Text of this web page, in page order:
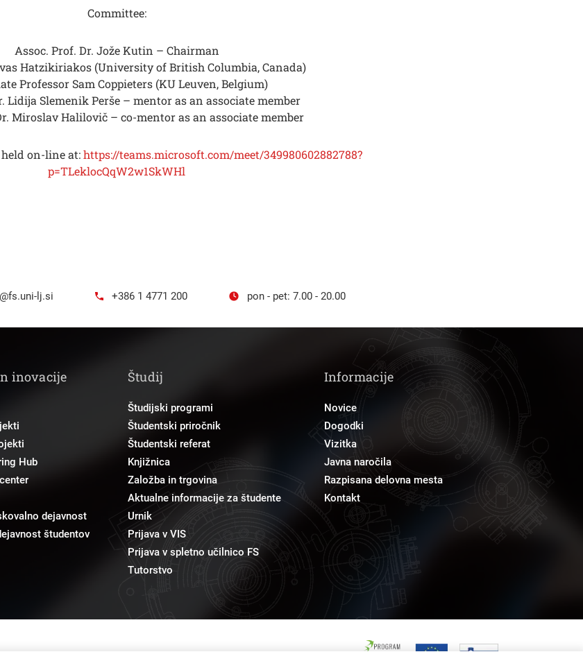
Committee:
Assoc. Prof. Dr. Jože Kutin – Chairman
Hatzikiriakos (University of British Columbia, Canada)
Professor Sam Coppieters (KU Leuven, Belgium)
Lidija Slemenik Perše – mentor as an associate member
Miroslav Halilovič – co-mentor as an associate member
on-line at:https://teams.microsoft.com/meet/349980602882788?
p=TLeklocQqW2w1SkWHl
lj.si +386 1 4771 200 pon - pet: 7.00 - 20.00
inovacije
Hub
dejavnost
študentov
Študij
Študijski programi
Študentski priročnik
Študentski referat
Knjižnica
Založba in trgovina
Aktualne informacije za študente
Urnik
Prijava v VIS
Prijava v spletno učilnico FS
Tutorstvo
Informacije
Novice
Dogodki
Vizitka
Javna naročila
Razpisana delovna mesta
Kontakt